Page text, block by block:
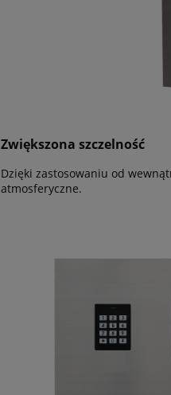
Zwiększona szczelność
Dzięki zastosowaniu od
atmosferyczne.